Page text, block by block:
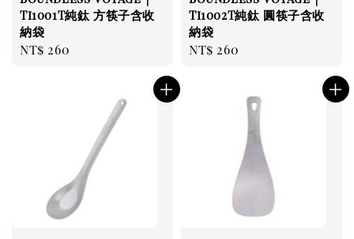
Ti1001T純鈦 方筷子含收
納袋
Regular
NT$ 260
Ti1002T純鈦 圓筷子含收
納袋
Regular
NT$ 260